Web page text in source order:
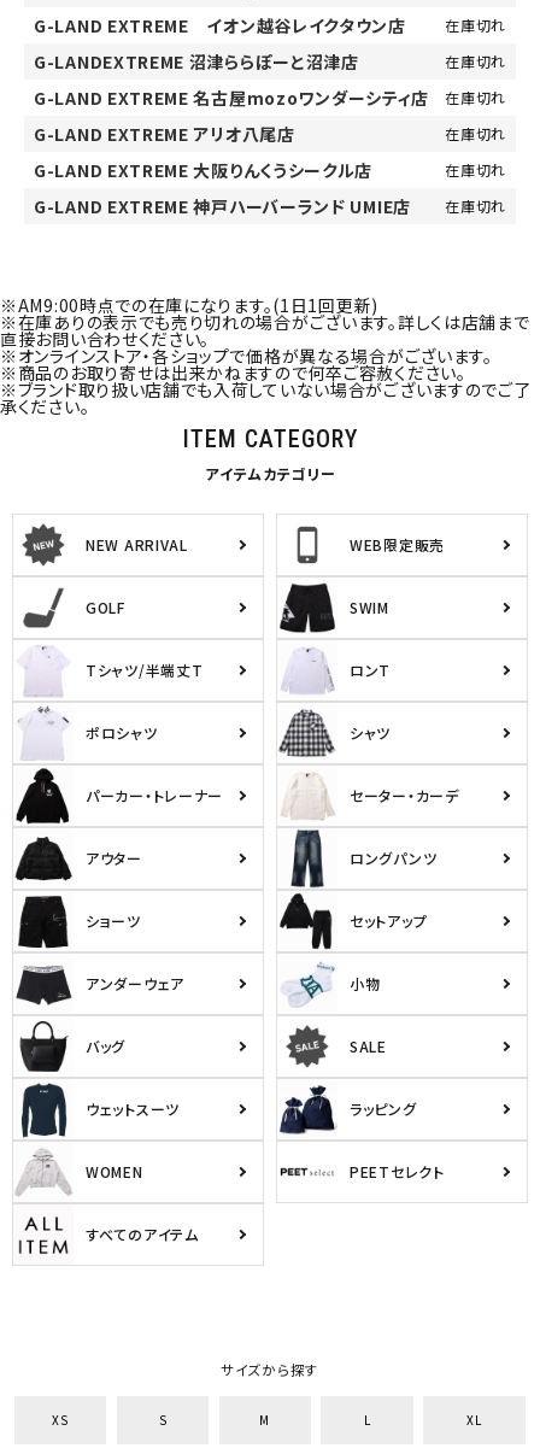
G-LAND EXTREME イオン越谷レイクタウン店 在庫切れ
G-LANDEXTREME 沼津ららぽーと沼津店 在庫切れ
G-LAND EXTREME 名古屋mozoワンダーシティ店 在庫切れ
G-LAND EXTREME アリオ八尾店 在庫切れ
G-LAND EXTREME 大阪りんくうシークル店 在庫切れ
G-LAND EXTREME 神戸ハーバーランド UMIE店 在庫切れ
※AM9:00時点での在庫になります。(1日1回更新)
※在庫ありの表示でも売り切れの場合がございます。詳しくは店舗まで
直接お問い合わせください。
※オンラインストア・各ショップで価格が異なる場合がございます。
※商品のお取り寄せは出来かねますので何卒ご容赦ください。
※ブランド取り扱い店舗でも入荷していない場合がございますのでご了
承ください。
ITEM CATEGORY
アイテムカテゴリー
NEW ARRIVAL WEB限定販売
GOLF SWIM
Tシャツ/半端丈T ロンT
ポロシャツ シャツ
パーカー・トレーナー セーター・カーデ
アウター ロングパンツ
ショーツ セットアップ
アンダーウェア 小物
バッグ SALE
ウェットスーツ ラッピング
WOMEN PEETセレクト
すべてのアイテム
サイズから探す
XS S M L XL